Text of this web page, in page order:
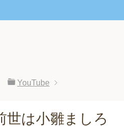
YouTube
世は小雛ましろ